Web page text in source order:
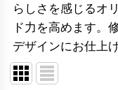
らしさを感じるオ
ド力を高めます。
デザインにお仕上